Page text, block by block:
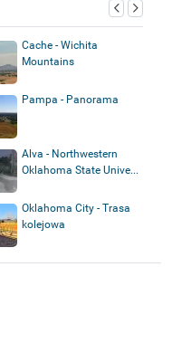
Cache - Wichita
Mountains
Pampa - Panorama
Alva - Northwestern
Oklahoma State Unive...
Oklahoma City - Trasa
kolejowa